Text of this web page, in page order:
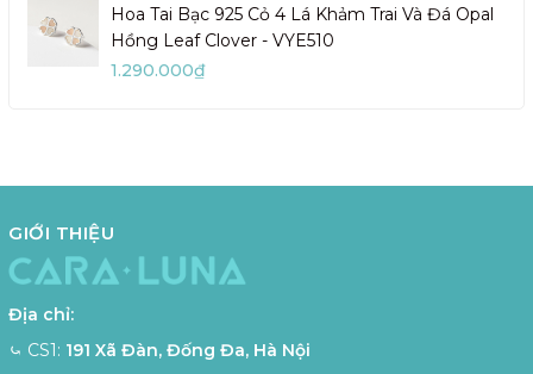
Hoa Tai Bạc 925 Cỏ 4 Lá Khảm Trai Và Đá Opal
Hồng Leaf Clover - VYE510
1.290.000₫
GIỚI THIỆU
Địa chỉ:
⤿ CS1: 191 Xã Đàn, Đống Đa, Hà Nội